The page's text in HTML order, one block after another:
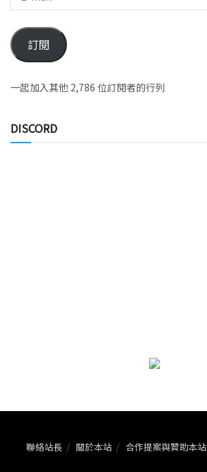
訂閱
一起加入其他 2,786 位訂閱者的行列
DISCORD
聯絡站長 關於本站 合作提案與贊助本站